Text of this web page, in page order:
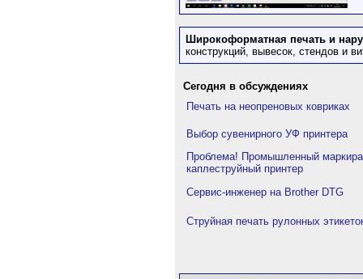
Широкоформатная печать и
конструкций, вывесок, стендов и
Сегодня в обсуждениях
Печать на неопреновых ковриках
Выбор сувенирного УФ принтера
Проблема! Промышленный
каплеструйный принтер
Сервис-инженер на Brother DTG
Струйная печать рулонных